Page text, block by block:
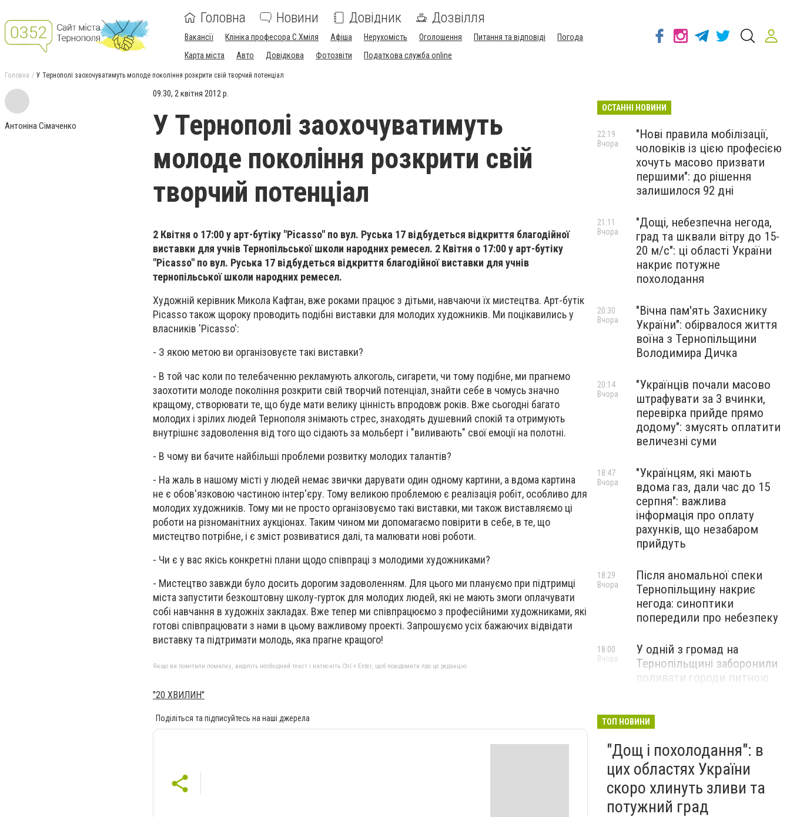
Головна Новини Довідник Дозвілля
Вакансії Клініка професора С.Хміля Афіша Нерухомість Оголошення Питання та відповіді
Погода
Карта міста
Авто Довідкова Фотозвіти Податкова служба online
Головна У Тернополі заохочуватимуть молоде покоління розкрити свій творчий потенціал
Антоніна Сімаченко
09:30, 2 квітня 2012 р.
У Тернополі заохочуватимуть
молоде покоління розкрити свій
творчий потенціал
2 Квітня о 17:00 у арт-бутіку "Picasso" по вул. Руська 17 відбудеться відкриття благодійної
виставки для учнів Тернопільської школи народних ремесел. 2 Квітня о 17:00 у арт-бутіку
"Picasso" по вул. Руська 17 відбудеться відкриття благодійної виставки для учнів
тернопільської школи народних ремесел.
Художній керівник Микола Кафтан, вже роками працює з дітьми, навчаючи їх мистецтва. Арт-бутік
Picasso також щороку проводить подібні виставки для молодих художників. Ми поцікавились у
власників 'Picasso':
- З якою метою ви організовуєте такі виставки?
- В той час коли по телебаченню рекламують алкоголь, сигарети, чи тому подібне, ми прагнемо
заохотити молоде покоління розкрити свій творчий потенціал, знайти себе в чомусь значно
кращому, створювати те, що буде мати велику цінність впродовж років. Вже сьогодні багато
молодих і зрілих людей Тернополя знімають стрес, знаходять душевний спокій та отримують
внутрішнє задоволення від того що сідають за мольберт і "виливають" свої емоції на полотні.
- В чому ви бачите найбільші проблеми розвитку молодих талантів?
- На жаль в нашому місті у людей немає звички дарувати один одному картини, а вдома картина
не є обов'язковою частиною інтер'єру. Тому великою проблемою є реалізація робіт, особливо для
молодих художників. Тому ми не просто організовуємо такі виставки, ми також виставляємо ці
роботи на різноманітних аукціонах. Таким чином ми допомагаємо повірити в себе, в те, що
мистецтво потрібне, і є зміст розвиватися далі, та малювати нові роботи.
- Чи є у вас якісь конкретні плани щодо співпраці з молодими художниками?
- Мистецтво завжди було досить дорогим задоволенням. Для цього ми плануємо при підтримці
міста запустити безкоштовну школу-гурток для молодих людей, які не мають змоги оплачувати
собі навчання в художніх закладах. Вже тепер ми співпрацюємо з професійними художниками, які
готові співпрацювати з нами в цьому важливому проекті. Запрошуємо усіх бажаючих відвідати
виставку та підтримати молодь, яка прагне кращого!
Якщо ви помітили помилку, виділіть необхідний текст і натисніть Ctrl + Enter, щоб повідомити про це редакцію
"20 ХВИЛИН"
Поділіться та підписуйтесь на наші джерела
ОСТАННІ НОВИНИ
"Нові правила мобілізації,
чоловіків із цією професією
хочуть масово призвати
першими": до рішення
залишилося 92 дні
22:19
Вчора
"Дощі, небезпечна негода,
град та шквали вітру до 15-
20 м/с": ці області України
накриє потужне
похолодання
21:11
Вчора
"Вічна пам'ять Захиснику
України": обірвалося життя
воїна з Тернопільщини
Володимира Дичка
20:30
Вчора
"Українців почали масово
штрафувати за 3 вчинки,
перевірка прийде прямо
додому": змусять оплатити
величезні суми
20:14
Вчора
"Українцям, які мають
вдома газ, дали час до 15
серпня": важлива
інформація про оплату
рахунків, що незабаром
прийдуть
18:47
Вчора
Після аномальної спеки
Тернопільщину накриє
негода: синоптики
попередили про небезпеку
18:29
Вчора
У одній з громад на
Тернопільщині заборонили
поливати городи питною
18:00
Вчора
миті: на Тернопільщині
знешкодили боєприпас
Вчора
ТОП НОВИНИ
"Дощ і похолодання": в
цих областях України
скоро хлинуть зливи та
потужний град